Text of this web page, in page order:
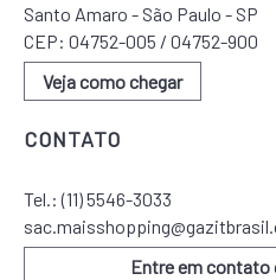
Santo Amaro - São Paulo - SP
CEP: 04752-005 / 04752-900
Veja como chegar
CONTATO
Tel.:(11) 5546-3033
Entre em contato